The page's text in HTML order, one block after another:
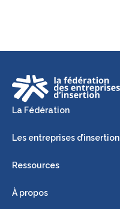
La Fédération
Les entreprises d’insertion
Ressources
À propos